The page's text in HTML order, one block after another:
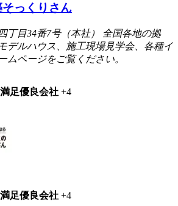
っくりさん
丁目34番7号（本社） 全国各地の拠
デルハウス、施工現場見学会、各種イ
ムページをご覧ください。
足優良会社 +4
足優良会社 +4